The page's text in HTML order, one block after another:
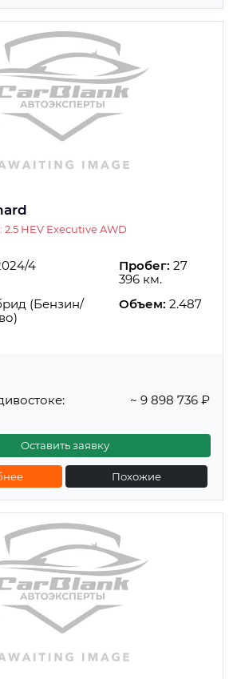
HEV Executive AWD
4 Пробег: 27
396 км.
(Бензин/
Объем: 2.487
~ 9 898 736 ₽
Оставить заявку
Похожие